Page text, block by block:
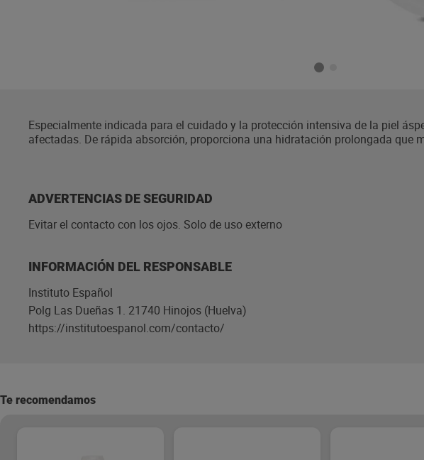
Especialmente indicada para el cuidado y la protección intensiva de la piel
afectadas. De rápida absorción, proporciona una hidratación prolongada que
ADVERTENCIAS DE SEGURIDAD
Evitar el contacto con los ojos. Solo de uso externo
INFORMACIÓN DEL RESPONSABLE
Instituto Español
Polg Las Dueñas 1. 21740 Hinojos (Huelva)
https://institutoespanol.com/contacto/
Te recomendamos